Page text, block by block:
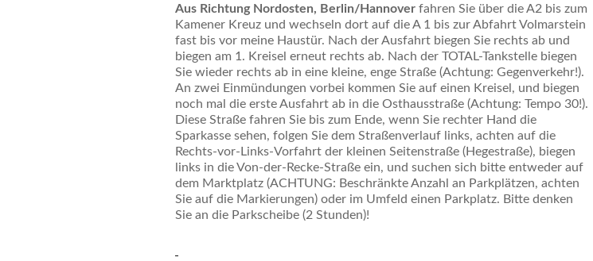
Aus Richtung Nordosten, Berlin/Hannover fahren Sie über die A2 bis zum
Kamener Kreuz und wechseln dort auf die A 1 bis zur Abfahrt Volmarstein
fast bis vor meine Haustür. Nach der Ausfahrt biegen Sie rechts ab und
biegen am 1. Kreisel erneut rechts ab. Nach der TOTAL-Tankstelle biegen
Sie wieder rechts ab in eine kleine, enge Straße (Achtung: Gegenverkehr!).
An zwei Einmündungen vorbei kommen Sie auf einen Kreisel, und biegen
noch mal die erste Ausfahrt ab in die Osthausstraße (Achtung: Tempo 30!).
Diese Straße fahren Sie bis zum Ende, wenn Sie rechter Hand die
Sparkasse sehen, folgen Sie dem Straßenverlauf links, achten auf die
Rechts-vor-Links-Vorfahrt der kleinen Seitenstraße (Hegestraße), biegen
links in die Von-der-Recke-Straße ein, und suchen sich bitte entweder auf
dem Marktplatz (ACHTUNG: Beschränkte Anzahl an Parkplätzen, achten
Sie auf die Markierungen) oder im Umfeld einen Parkplatz. Bitte denken
Sie an die Parkscheibe (2 Stunden)!